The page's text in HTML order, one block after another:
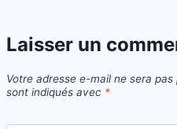
Laisser un
Votre adresse e-mail ne sera pas
sont indiqués avec *